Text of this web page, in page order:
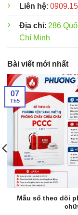
Liên hệ:
Địa chỉ: 286
Chí Minh
Bài viết mới nhất
Mẫu sổ theo dõi
07
Th5